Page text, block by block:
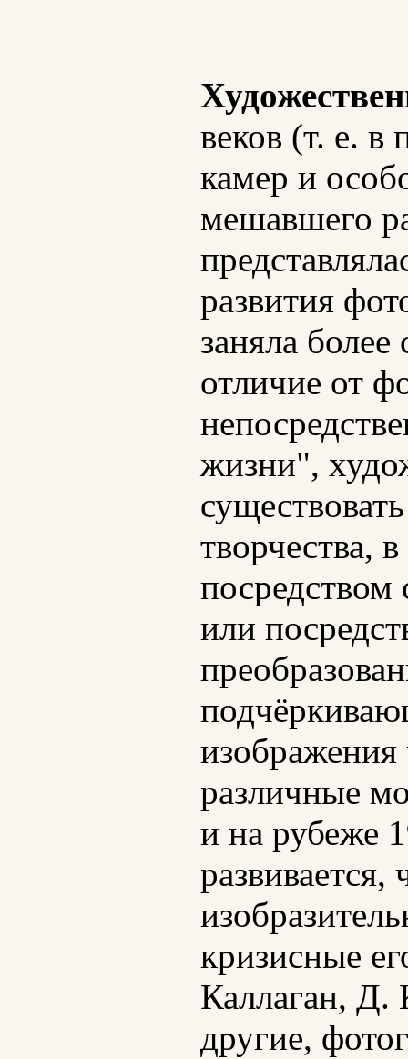
веков (т. е.
камер и
мешавшего
развития
заняла
отличие от
жизни",
творчества,
посредством
или
изображения
различные
и на рубеже
кризисные
Каллаган,
другие,